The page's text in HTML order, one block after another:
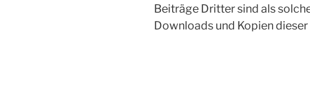
Beiträge Dritter sind als
Downloads und Kopien